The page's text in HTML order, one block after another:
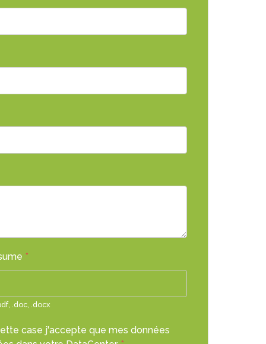
*
.doc, .docx
case j'accepte que mes données